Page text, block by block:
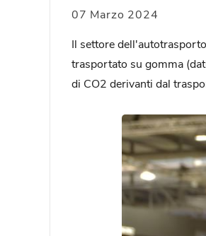
07 Marzo 2024
Il settore
trasportato su gomma
di CO2 derivanti dal